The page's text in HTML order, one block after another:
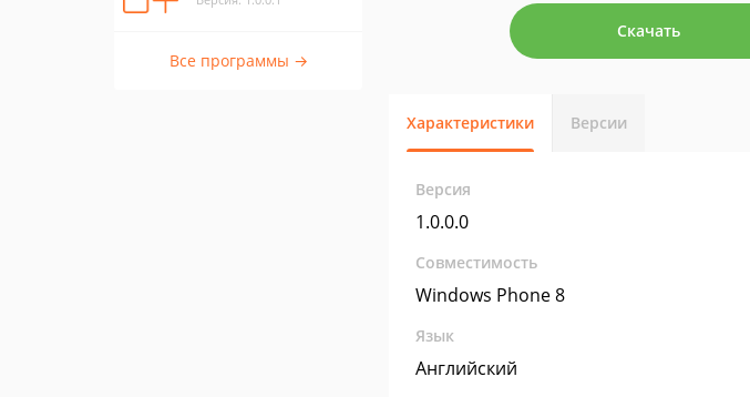
Все программы →
Скачать
Характеристики Версии
Версия
1.0.0.0
Совместимость
Windows Phone 8
Язык
Английский